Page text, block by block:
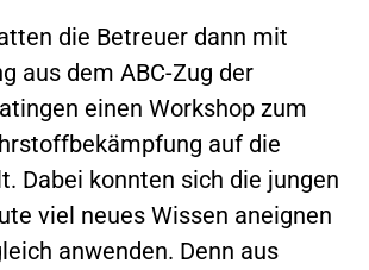
die Betreuer dann mit
aus dem ABC-Zug der
einen Workshop zum
auf die
Dabei konnten sich die jungen
viel neues Wissen aneignen
anwenden. Denn aus